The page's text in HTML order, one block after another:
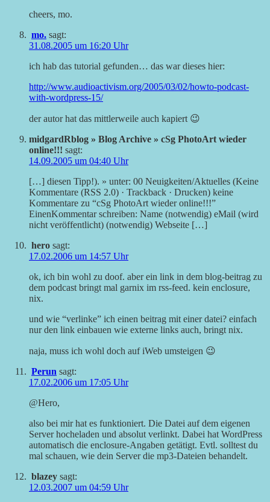
cheers, mo.
mo. sagt:
31.08.2005 um 16:20 Uhr
ich hab das tutorial gefunden… das war dieses hier:
http://www.audioactivism.org/2005/03/02/howto-podcast-
with-wordpress-15/
der autor hat das mittlerweile auch kapiert 😉
midgardRblog » Blog Archive » cSg PhotoArt wieder
online!!! sagt:
14.09.2005 um 04:40 Uhr
[…] diesen Tipp!). » unter: 00 Neuigkeiten/Aktuelles (Keine
Kommentare (RSS 2.0) · Trackback · Drucken) keine
Kommentare zu “cSg PhotoArt wieder online!!!”
EinenKommentar schreiben: Name (notwendig) eMail (wird
nicht veröffentlicht) (notwendig) Webseite […]
hero sagt:
17.02.2006 um 14:57 Uhr
ok, ich bin wohl zu doof. aber ein link in dem blog-beitrag zu
dem podcast bringt mal garnix im rss-feed. kein enclosure,
nix.
und wie “verlinke” ich einen beitrag mit einer datei? einfach
nur den link einbauen wie externe links auch, bringt nix.
naja, muss ich wohl doch auf iWeb umsteigen 😉
Perun sagt:
17.02.2006 um 17:05 Uhr
@Hero,
also bei mir hat es funktioniert. Die Datei auf dem eigenen
Server hocheladen und absolut verlinkt. Dabei hat WordPress
automatisch die enclosure-Angaben getätigt. Evtl. solltest du
mal schauen, wie dein Server die mp3-Dateien behandelt.
blazey sagt:
12.03.2007 um 04:59 Uhr